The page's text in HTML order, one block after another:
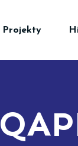
Projekty